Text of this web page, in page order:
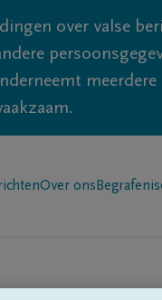
over valse
Over ons